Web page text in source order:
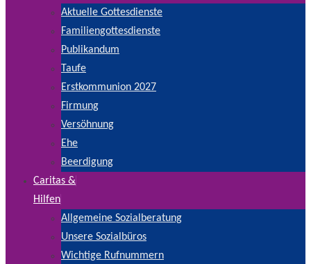
Aktuelle Gottesdienste
Familiengottesdienste
Publikandum
Taufe
Erstkommunion 2027
Firmung
Versöhnung
Ehe
Beerdigung
Caritas &
Hilfen
Allgemeine Sozialberatung
Unsere Sozialbüros
Wichtige Rufnummern